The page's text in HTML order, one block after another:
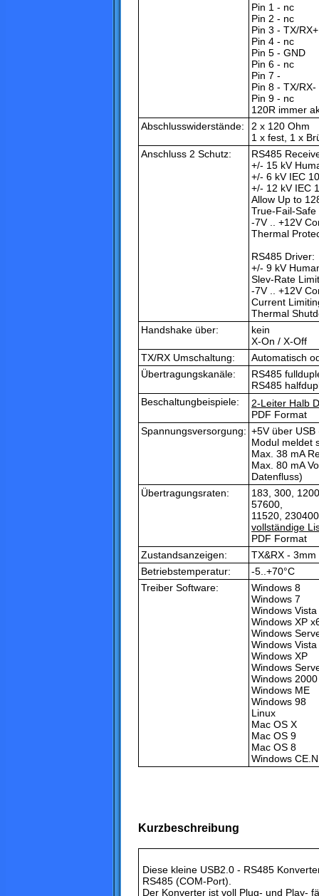
Pin 1 - nc
Pin 2 - nc
Pin 3 - TX/
Pin 4 - nc
Pin 5 - GND
Pin 6 - nc
Pin 7 -
Pin 8 - TX/RX-
Pin 9 - nc
120R immer
Abschlusswiderstände:
2 x 120 Ohm
1 x fest, 1 x
Anschluss 2 Schutz:
RS485
+/- 15 kV
+/- 6 kV IEC
+/- 12 kV IEC
Allow Up to
True-Fail-Safe
-7V .. +12V
Thermal
RS485 Driver:
+/- 9 kV
Slev-Rate
-7V .. +12V
Current
Thermal
Handshake über:
kein
X-On / X-Off
TX/RX Umschaltung:
Automatisch
Übertragungskanäle:
RS485
RS485
Beschaltungbeispiele:
2-Leiter Halb
PDF Format
Spannungsversorgung: +5V über
Modul meldet
Max. 38 mA
Max. 80 mA
Datenfluss)
Übertragungsraten:
183, 300,
57600,
11520,
vollständige
PDF Format
Zustandsanzeigen:
TX&RX - 3mm
Betriebstemperatur:
-5..+70°C
Treiber Software:
Windows 8
Windows 7
Windows
Windows XP
Windows
Windows Vista
Windows XP
Windows
Windows 2000
Windows ME
Windows 98
Linux
Mac OS X
Mac OS 9
Mac OS 8
Windows
Kurzbeschreibung
Diese kleine USB2.0 - RS485
RS485 (COM-Port).
Der Konverter ist voll Plug- und Play-